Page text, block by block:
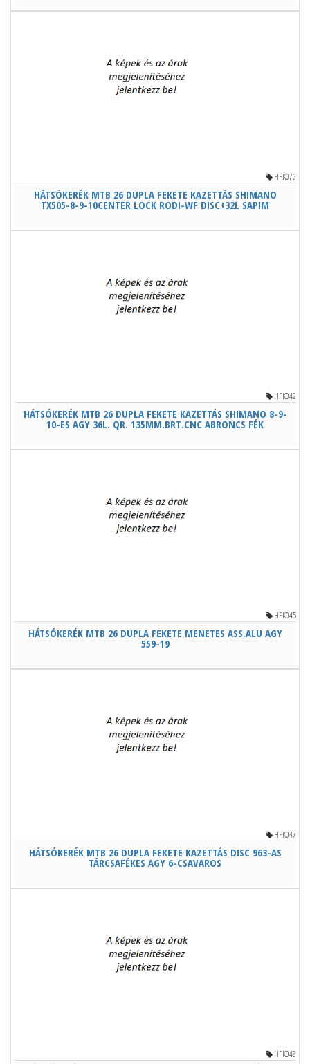
HFK076
HÁTSÓKERÉK MTB 26 DUPLA FEKETE KAZETTÁS SHIMANO
TX505-8-9-10CENTER LOCK RODI-WF DISC+32L SAPIM
HFK042
HÁTSÓKERÉK MTB 26 DUPLA FEKETE KAZETTÁS SHIMANO 8-9-
10-ES AGY 36L. QR. 135MM.BRT.CNC ABRONCS FÉK
HFK045
HÁTSÓKERÉK MTB 26 DUPLA FEKETE MENETES ASS.ALU AGY
559-19
HFK047
HÁTSÓKERÉK MTB 26 DUPLA FEKETE KAZETTÁS DISC 963-AS
TÁRCSAFÉKES AGY 6-CSAVAROS
HFK048